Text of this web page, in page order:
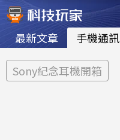
最新文章 手機通訊
Sony紀念耳機開箱